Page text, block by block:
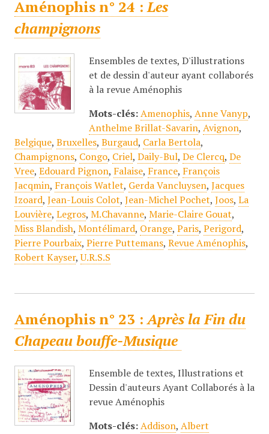
Aménophis n° 24 :Les
champignons
Ensembles de textes, D'illustrations
et de dessin d'auteur ayant collaborés
à la revue Aménophis
Mots-clés: Amenophis, Anne Vanyp,
Anthelme Brillat-Savarin, Avignon,
Belgique, Bruxelles, Burgaud, Carla Bertola,
Champignons, Congo, Criel, Daily-Bul, De Clercq, De
Vree, Edouard Pignon, Falaise, France, François
Jacqmin, François Watlet, Gerda Vancluysen, Jacques
Izoard, Jean-Louis Colot, Jean-Michel Pochet, Joos, La
Louvière, Legros, M.Chavanne, Marie-Claire Gouat,
Miss Blandish, Montélimard, Orange, Paris, Perigord,
Pierre Pourbaix, Pierre Puttemans, Revue Aménophis,
Robert Kayser,U.R.S.S
Aménophis n° 23 :Après la Fin du
Chapeau bouffe-Musique
Ensemble de textes, Illustrations et
Dessin d'auteurs Ayant Collaborés à la
revue Aménophis
Mots-clés: Addison, Albert